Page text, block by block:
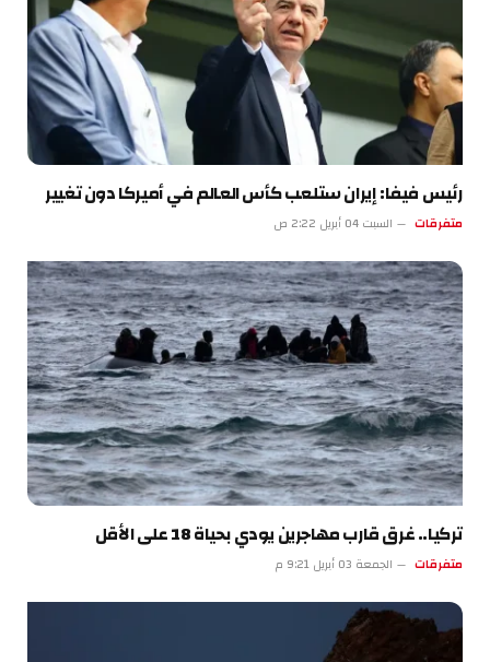
رئيس فيفا: إيران ستلعب كأس العالم في أميركا دون تغيير
متفرقات السبت 04 أبريل 2:22 ص
تركيا.. غرق قارب مهاجرين يودي بحياة 18 على الأقل
متفرقات الجمعة 03 أبريل 9:21 م